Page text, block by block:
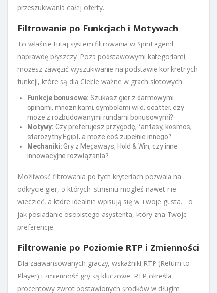
przeszukiwania całej oferty.
Filtrowanie po Funkcjach i Motywach
To właśnie tutaj system filtrowania w SpinLegend
naprawdę błyszczy. Poza podstawowymi kategoriami,
możesz zawęzić wyszukiwanie na podstawie konkretnych
funkcji, które są dla Ciebie ważne w grach slotowych.
Funkcje bonusowe: Szukasz gier z darmowymi
spinami, mnożnikami, symbolami wild, scatter, czy
może z rozbudowanymi rundami bonusowymi?
Motywy: Czy preferujesz przygodę, fantasy, kosmos,
starożytny Egipt, a może coś zupełnie innego?
Mechaniki: Gry z Megaways, Hold & Win, czy inne
innowacyjne rozwiązania?
Możliwość filtrowania po tych kryteriach pozwala na
odkrycie gier, o których istnieniu mogłeś nawet nie
wiedzieć, a które idealnie wpisują się w Twoje gusta. To
jak posiadanie osobistego asystenta, który zna Twoje
preferencje.
Filtrowanie po Poziomie RTP i Zmienności
Dla zaawansowanych graczy, wskaźniki RTP (Return to
Player) i zmienność gry są kluczowe. RTP określa
procentowy zwrot postawionych środków w długim